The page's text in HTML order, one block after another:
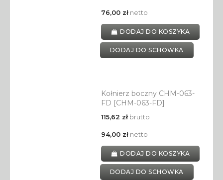
76,00 złnetto
DODAJ DO KOSZYKA
DODAJ DO SCHOWKA
Kołnierz boczny CHM-063-
FD [CHM-063-FD]
115,62 złbrutto
94,00 złnetto
DODAJ DO KOSZYKA
DODAJ DO SCHOWKA